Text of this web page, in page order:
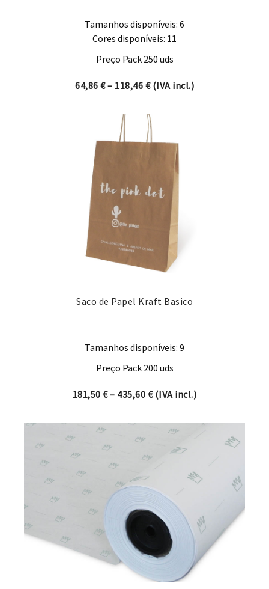
Tamanhos disponíveis: 6
Cores disponíveis: 11
Preço Pack 250 uds
64,86 €– 118,46 €Price range: 64,86 €
(IVA incl.)
Saco de Papel Kraft Basico
Tamanhos disponíveis: 9
Preço Pack 200 uds
181,50€– 435,60 €Price range: 181,50 €
(IVA incl.)